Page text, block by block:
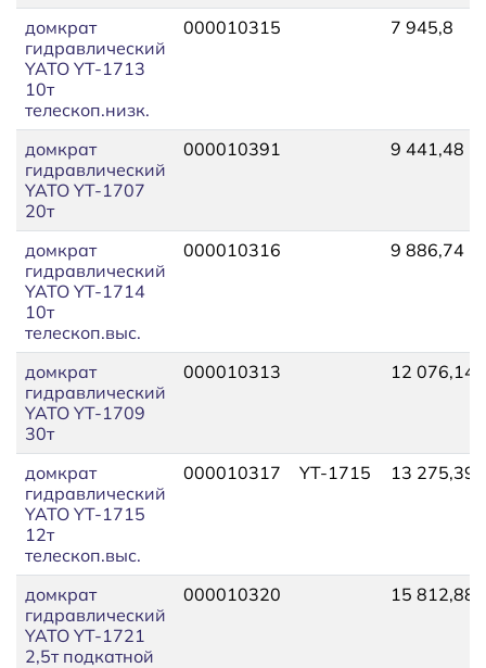
домкрат
гидравлический
YATO YT-1713
10т
телескоп.низк.
000010315 7 945,8
домкрат
гидравлический
YATO YT-1707
20т
000010391 9 441,48
домкрат
гидравлический
YATO YT-1714
10т
телескоп.выс.
000010316 9 886,74
домкрат
гидравлический
YATO YT-1709
30т
000010313 12 076,14
домкрат
гидравлический
YATO YT-1715
12т
телескоп.выс.
000010317 YT-1715 13 275,39
домкрат
гидравлический
YATO YT-1721
2,5т подкатной
000010320 15 812,88